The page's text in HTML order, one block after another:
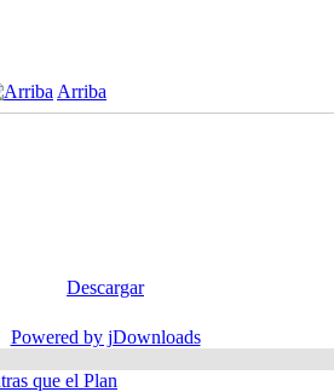
Arriba
Descargar
Powered by jDownloads
que el Plan